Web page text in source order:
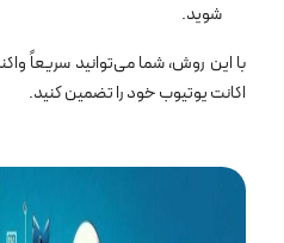
شوید.
با این روش، شما می‌توانید سریعاً
اکانت یوتیوب خود را تضمین کنید.